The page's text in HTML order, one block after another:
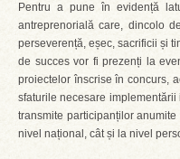
Pentru a pune în evidență
antreprenorială care, dincolo
perseverență, eșec, sacrificii și
de succes vor fi prezenți la
proiectelor înscrise în concurs,
sfaturile necesare
transmite participanților
nivel național, cât și la nivel